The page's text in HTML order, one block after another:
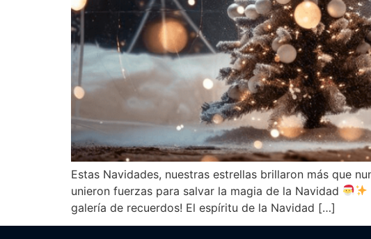
Estas Navidades, nuestras estrellas brillaron más que
unieron fuerzas para salvar la magia de la Navidad
galería de recuerdos! El espíritu de la Navidad […]